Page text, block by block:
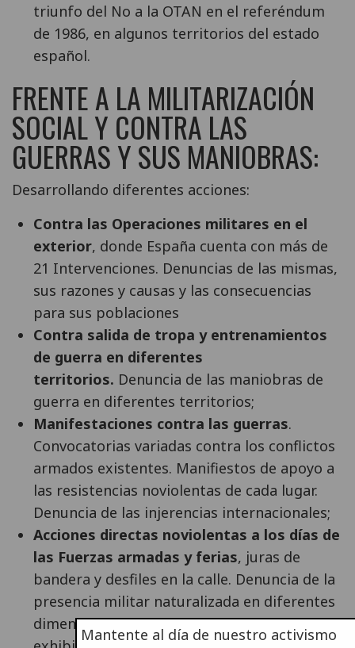
triunfo del No a la OTAN en el referéndum
de 1986, en algunos territorios del estado
español.
FRENTE A LA MILITARIZACIÓN
SOCIAL Y CONTRA LAS
GUERRAS Y SUS MANIOBRAS:
Desarrollando diferentes acciones:
Contra las Operaciones militares en el
exterior, donde España cuenta con más de
21 Intervenciones. Denuncias de las mismas,
sus razones y causas y las consecuencias
para sus poblaciones
Contra salida de tropa y entrenamientos
de guerra en diferentes
territorios. Denuncia de las maniobras de
guerra en diferentes territorios;
Manifestaciones contra las guerras.
Convocatorias variadas contra los conflictos
armados existentes. Manifiestos de apoyo a
las resistencias noviolentas de cada lugar.
Denuncia de las injerencias internacionales;
Acciones directas noviolentas a los días de
las Fuerzas armadas y ferias, juras de
bandera y desfiles en la calle. Denuncia de la
presencia militar naturalizada en diferentes
dimensiones: fiestas, simulacros,
Mantente al día de nuestro activismo